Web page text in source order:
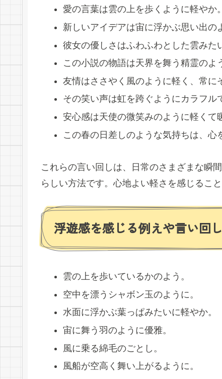
愛の言葉は雲の上を歩くように軽やか。
新しいアイデアは宙に浮かぶ思い出の
彼女の優しさはふわふわとした雲みた
この小説の物語は天界を舞う精霊のよ
友情はささやく風のように軽く、常に
その笑い声は虹を跨ぐようにカラフル
安心感は天使の微笑みのように軽くて
この春の日差しのような気持ちは、心
これらの言い回しは、日常のさまざまな瞬
らしい方法です。心地よい軽さを感じるこ
浮遊感を感じる例えや言い回し
雲の上を歩いているかのよう。
空中を漂うシャボン玉のように。
水面に浮かぶ葉っぱみたいに軽やか。
宙に舞う羽のように優雅。
風に乗る綿毛のごとし。
風船が空高く舞い上がるように。